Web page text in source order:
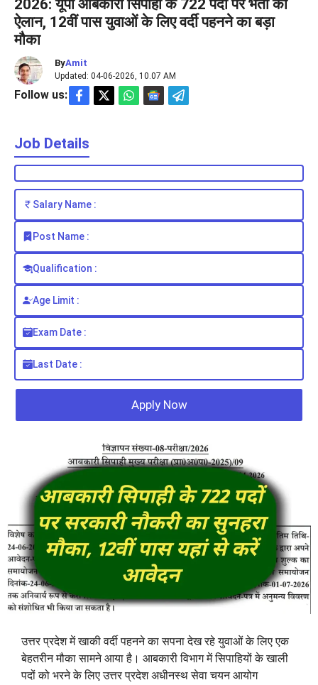
2026: यूपी आबकारी सिपाही के 722 पदों पर भर्ती का
ऐलान, 12वीं पास युवाओं के लिए वर्दी पहनने का बड़ा
मौका
ByAmit
Updated: 04-06-2026, 10.07 AM
Follow us:
Job Details
Salary Name :
Post Name :
Qualification :
Age Limit :
Exam Date :
Last Date :
Apply Now
उत्तर प्रदेश में खाकी वर्दी पहनने का सपना देख रहे युवाओं के लिए एक
बेहतरीन मौका सामने आया है। आबकारी विभाग में सिपाहियों के खाली
पदों को भरने के लिए उत्तर प्रदेश अधीनस्थ सेवा चयन आयोग